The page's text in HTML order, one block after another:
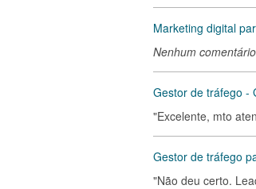
Marketing digital
Nenhum comentário
Gestor de tráfego -
"Excelente, mto
Gestor de tráfego
"Não deu certo.